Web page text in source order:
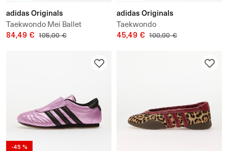
adidas Originals
Taekwondo Mei Ballet
84,49 € 105,00 €
adidas Originals
Taekwondo
45,49 € 100,00 €
-45 %